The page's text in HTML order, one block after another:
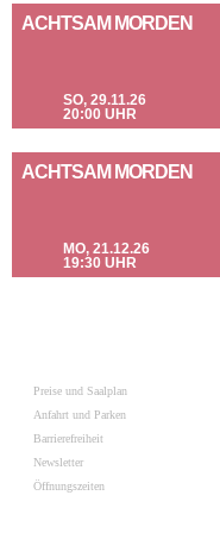
»Das kleine Ensemble
ACHTSAM MORDEN
SO, 29.11.26
20:00 UHR
ACHTSAM MORDEN
MO, 21.12.26
19:30 UHR
Preise und Saalplan
Anfahrt und Parken
Barrierefreiheit
Newsletter
Öffnungszeiten